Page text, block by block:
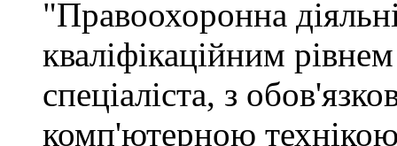
"Правоохоронна
кваліфікаційним
спеціаліста, з
комп'ютерною